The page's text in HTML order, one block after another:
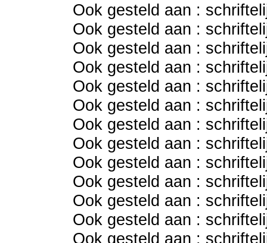
Ook gesteld aan :
Ook gesteld aan :
Ook gesteld aan :
Ook gesteld aan :
Ook gesteld aan :
Ook gesteld aan :
Ook gesteld aan :
Ook gesteld aan :
Ook gesteld aan :
Ook gesteld aan :
Ook gesteld aan :
Ook gesteld aan :
Ook gesteld aan :